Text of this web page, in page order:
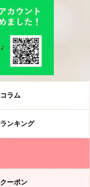
コラム
ランキング
クーポン